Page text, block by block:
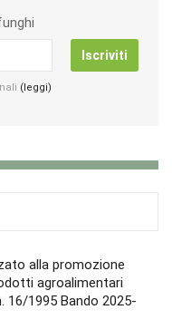
Iscriviti
(leggi)
alla promozione
agroalimentari
16/1995 Bando 2025-